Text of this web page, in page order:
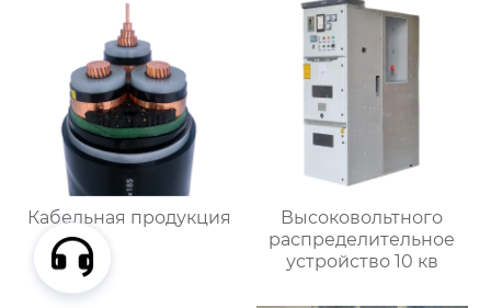
Кабельная продукция
Высоковольтного
распределительное
устройство 10 кв